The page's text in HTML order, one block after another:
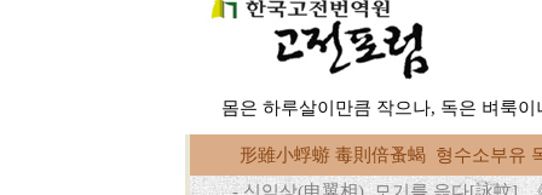
몸은 하루살이만큼 작으나, 독은 벼룩
形雖小蜉蝣 毒則倍蚤蝎 형수소부유